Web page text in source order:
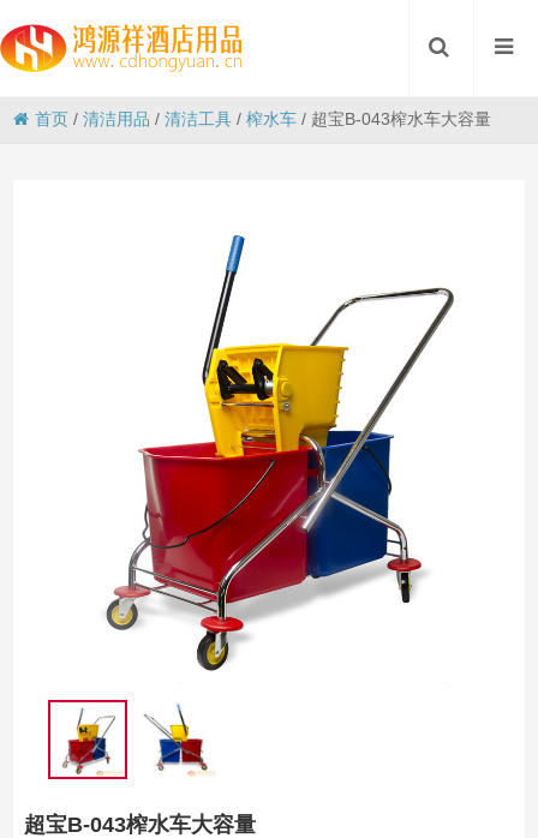
首页 /清洁用品 /清洁工具 /榨水车 / 超宝B-043榨水车大容量
超宝B-043榨水车大容量